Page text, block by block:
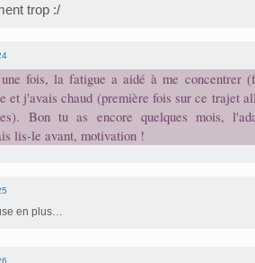
trop :/
fois, la fatigue a aidé à me concentrer
et j'avais chaud (première fois sur ce trajet
Bon tu as encore quelques mois,
lis-le avant, motivation !
en plus…